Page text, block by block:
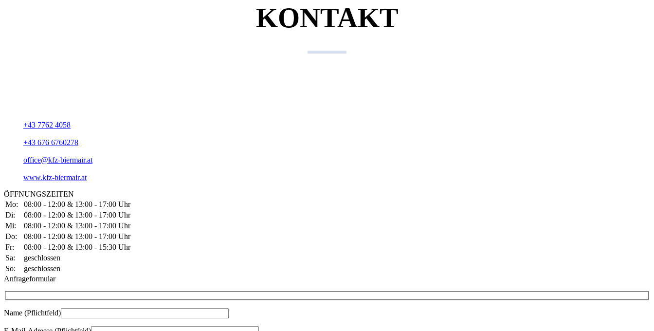
KONTAKT
+43 7762 4058
+43 676 6760278
office@kfz-biermair.at
www.kfz-biermair.at
ÖFFNUNGSZEITEN
Mo:
08:00 - 12:00 & 13:00 - 17:00 Uhr
Di:
08:00 - 12:00 & 13:00 - 17:00 Uhr
Mi:
08:00 - 12:00 & 13:00 - 17:00 Uhr
Do:
08:00 - 12:00 & 13:00 - 17:00 Uhr
Fr:
08:00 - 12:00 & 13:00 - 15:30 Uhr
Sa:
geschlossen
So:
geschlossen
Anfrageformular
Name (Pflichtfeld)